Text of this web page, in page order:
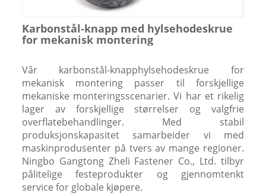
Karbonstål-knapp med hylsehodeskrue
for mekanisk montering
Vår karbonstål-knapphylsehodeskrue for
mekanisk montering passer til forskjellige
mekaniske monteringsscenarier. Vi har et rikelig
lager av forskjellige størrelser og valgfrie
overflatebehandlinger. Med stabil
produksjonskapasitet samarbeider vi med
maskinprodusenter på tvers av mange regioner.
Ningbo Gangtong Zheli Fastener Co., Ltd. tilbyr
pålitelige festeprodukter og gjennomtenkt
service for globale kjøpere.